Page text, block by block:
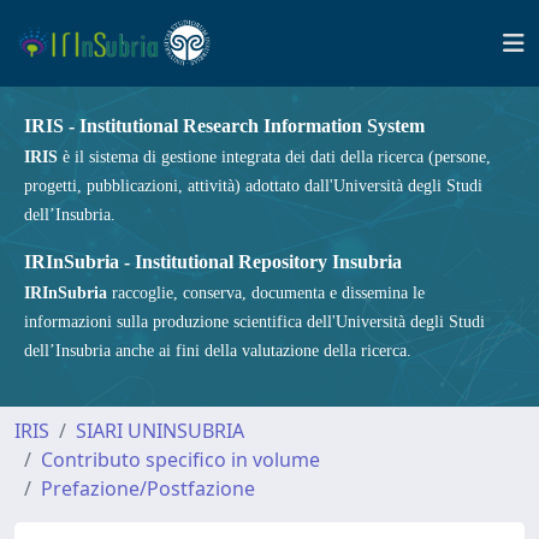
IRIS - Institutional Research Information System
IRIS è il sistema di gestione integrata dei dati della ricerca (persone,
progetti, pubblicazioni, attività) adottato dall'Università degli Studi
dell’Insubria.
IRInSubria - Institutional Repository Insubria
IRInSubria raccoglie, conserva, documenta e dissemina le
informazioni sulla produzione scientifica dell'Università degli Studi
dell’Insubria anche ai fini della valutazione della ricerca.
IRIS
SIARI UNINSUBRIA
Contributo specifico in volume
Prefazione/Postfazione